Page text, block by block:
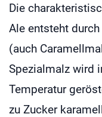
Die
Ale entsteht
(auch
Spezialmalz wird
Temperatur
zu Zucker